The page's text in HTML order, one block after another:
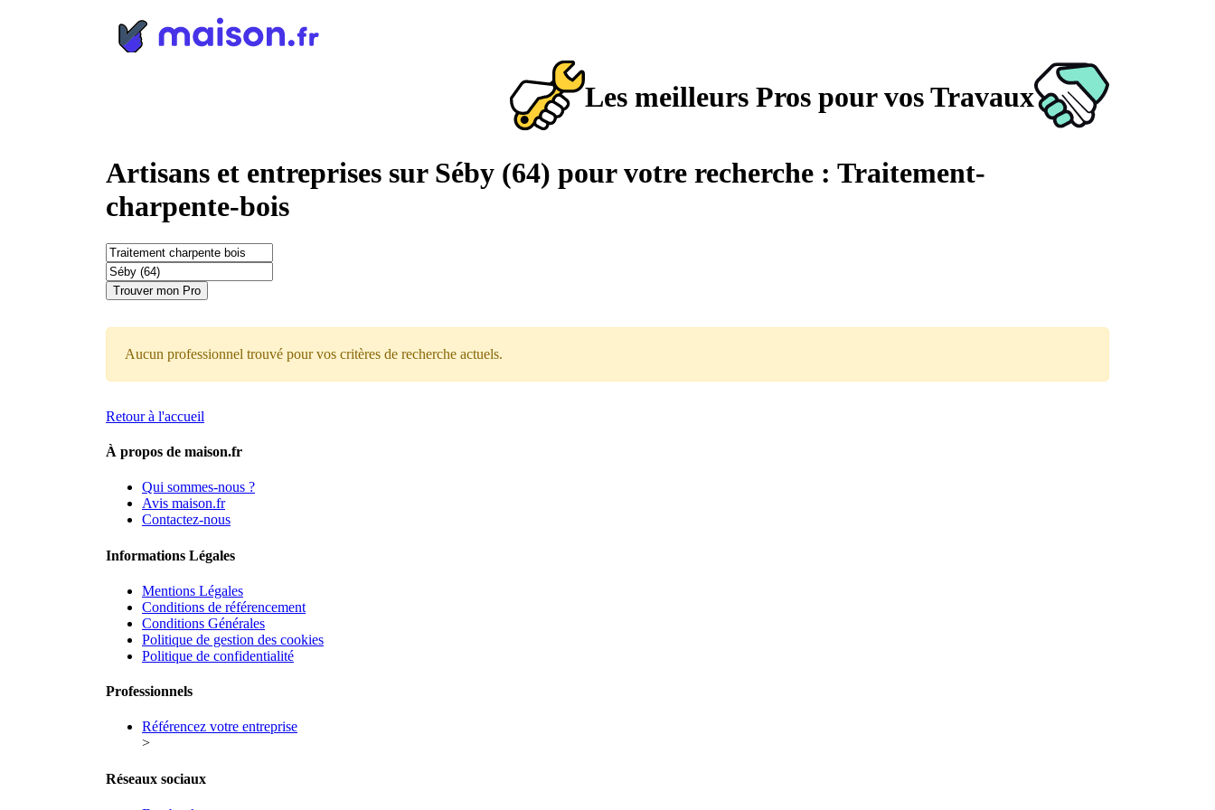
Les meilleurs Pros pour vos Travaux
Artisans et entreprises sur Séby (64) pour votre recherche : Traitement-
charpente-bois
Trouver mon Pro
Aucun professionnel trouvé pour vos critères de recherche actuels.
Retour à l'accueil
À propos de maison.fr
Qui sommes-nous ?
Avis maison.fr
Contactez-nous
Informations Légales
Mentions Légales
Conditions de référencement
Conditions Générales
Politique de gestion des cookies
Politique de confidentialité
Professionnels
Référencez votre entreprise
>
Réseaux sociaux